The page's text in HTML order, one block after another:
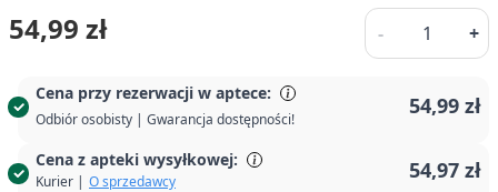
Cena przy rezerwacji w aptece:
Odbiór osobisty | Gwarancja dostępności!
54,99 zł
Cena z apteki wysyłkowej:
Kurier | O sprzedawcy 54,97 zł
54,99 zł -
Ilość
+